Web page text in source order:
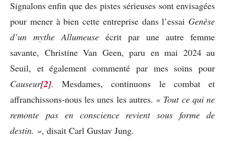
Signalons enfin que des pistes sérieuses sont envisagées
pour mener à bien cette entreprise dans l’essai Genèse
d’un mythe Allumeuse écrit par une autre femme
savante, Christine Van Geen, paru en mai 2024 au
Seuil, et également commenté par mes soins pour
Causeur[2]. Mesdames, continuons le combat et
affranchissons-nous les unes les autres. « Tout ce qui ne
remonte pas en conscience revient sous forme de
destin. », disait Carl Gustav Jung.